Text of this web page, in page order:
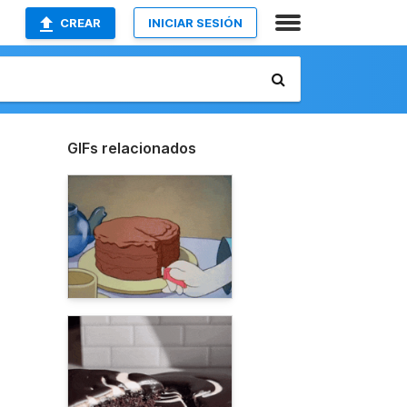
CREAR INICIAR SESIÓN
GIFs relacionados